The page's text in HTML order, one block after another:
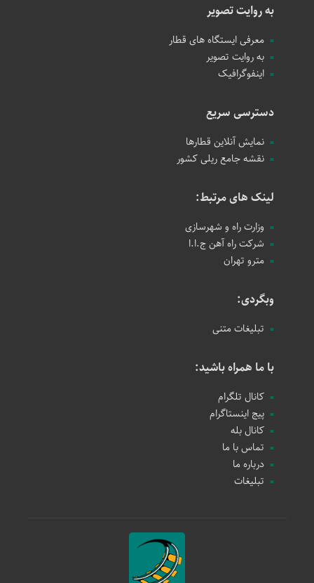
به روایت تصویر
معرفی ایستگاه های قطار
به روایت تصویر
اینفوگرافیک
دسترسی سریع
نمایش آنلاین قطارها
نقشه جامع ریلی کشور
لینک های مرتبط:
وزارت راه و شهرسازی
شرکت راه آهن ج.ا.ا
مترو تهران
وبگردی:
تبلیغات متنی
با ما همراه باشید:
کانال تلگرام
پیج اینستاگرام
کانال بله
تماس با ما
درباره ما
تبلیغات